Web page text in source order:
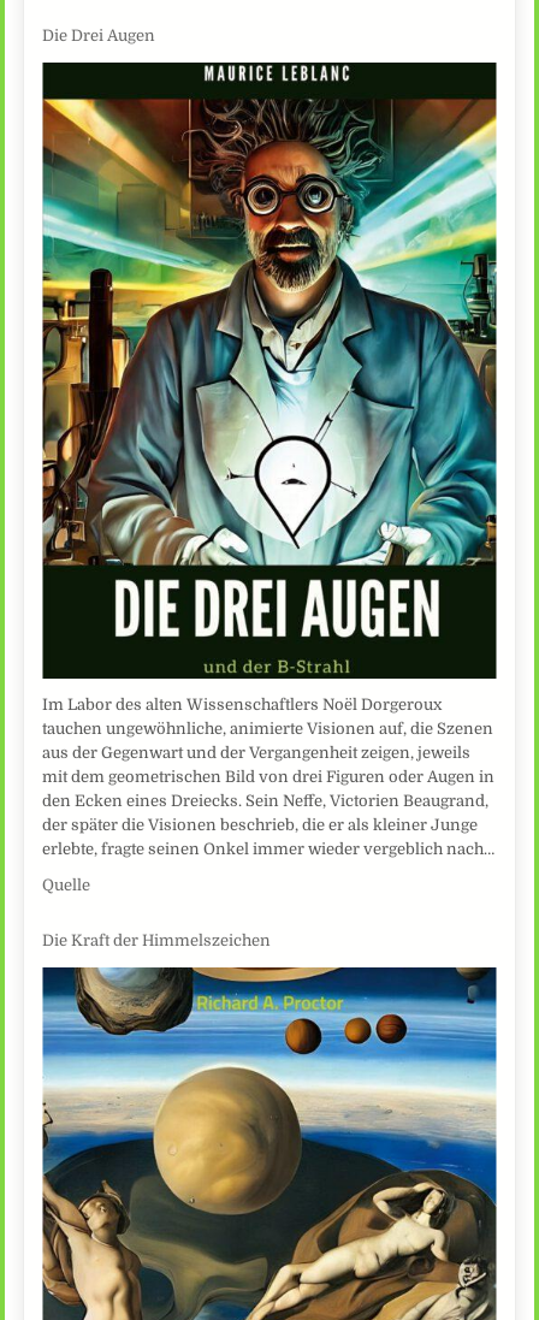
Die Drei Augen
Im Labor des alten Wissenschaftlers Noël Dorgeroux
tauchen ungewöhnliche, animierte Visionen auf, die Szenen
aus der Gegenwart und der Vergangenheit zeigen, jeweils
mit dem geometrischen Bild von drei Figuren oder Augen in
den Ecken eines Dreiecks. Sein Neffe, Victorien Beaugrand,
der später die Visionen beschrieb, die er als kleiner Junge
erlebte, fragte seinen Onkel immer wieder vergeblich nach…
Quelle
Die Kraft der Himmelszeichen